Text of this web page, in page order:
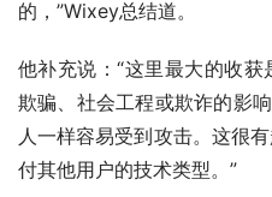
的，”Wixey总结道。
他补充说：“这里最大的收
欺骗、社会工程或欺诈的影
人一样容易受到攻击。这很
付其他用户的技术类型。”